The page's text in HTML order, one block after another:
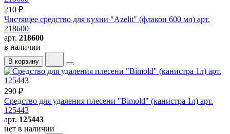
210 ₽
Чистящее средство для кухни "Azelit" (флакон 600 мл) арт.
218600
арт. 218600
в наличии
В корзину
290 ₽
Средство для удаления плесени "Bimold" (канистра 1л) арт.
125443
арт. 125443
нет в наличии